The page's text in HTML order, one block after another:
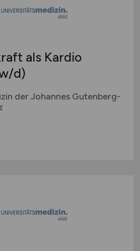
als Kardio
d)
der Johannes Gutenberg-